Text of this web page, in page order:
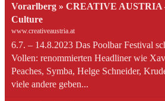
Vorarlberg » CREATIVE AUSTRIA
Culture
www.creativeaustria.at
6.7. – 14.8.2023 Das Poolbar Festival
Vollen: renommierten Headliner wie
Peaches, Symba, Helge Schneider,
viele andere geben...